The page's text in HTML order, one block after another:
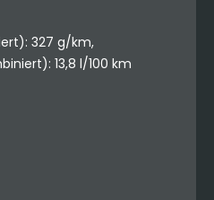
327 g/km,
13,8 l/100 km